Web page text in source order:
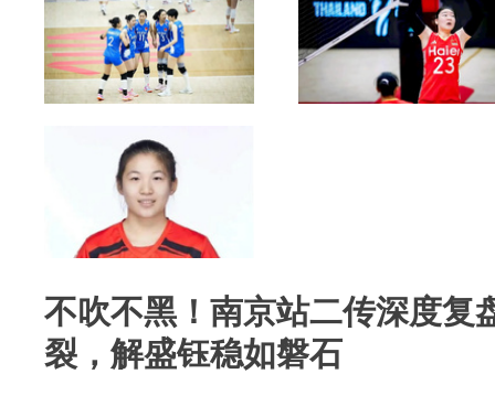
不吹不黑！南京站二传深度复
裂，解盛钰稳如磐石